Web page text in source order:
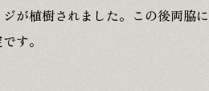
が植樹されました。この後両脇に
す。